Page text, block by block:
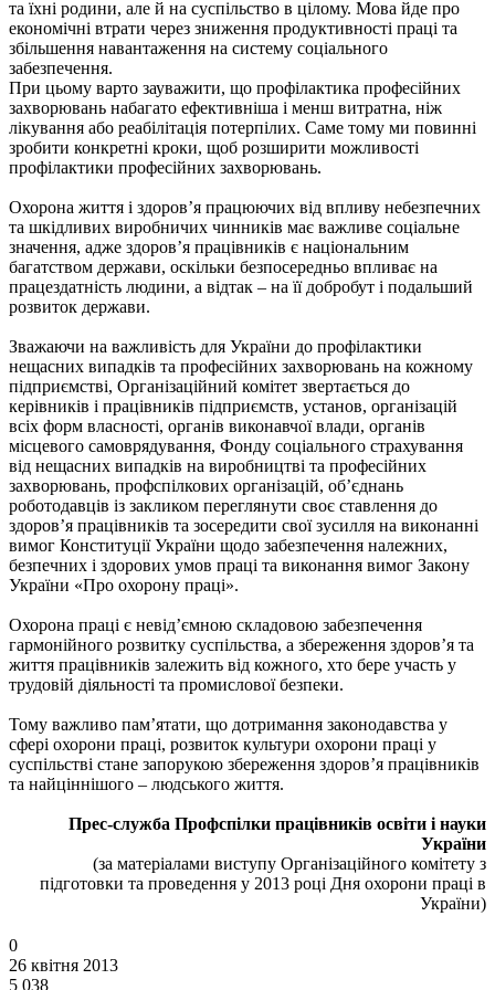
та їхні родини, але й на суспільство в цілому. Мова йде про
економічні втрати через зниження продуктивності праці та
збільшення навантаження на систему соціального
забезпечення.
При цьому варто зауважити, що профілактика професійних
захворювань набагато ефективніша і менш витратна, ніж
лікування або реабілітація потерпілих. Саме тому ми повинні
зробити конкретні кроки, щоб розширити можливості
профілактики професійних захворювань.
Охорона життя і здоров’я працюючих від впливу небезпечних
та шкідливих виробничих чинників має важливе соціальне
значення, адже здоров’я працівників є національним
багатством держави, оскільки безпосередньо впливає на
працездатність людини, а відтак – на її добробут і подальший
розвиток держави.
Зважаючи на важливість для України до профілактики
нещасних випадків та професійних захворювань на кожному
підприємстві, Організаційний комітет звертається до
керівників і працівників підприємств, установ, організацій
всіх форм власності, органів виконавчої влади, органів
місцевого самоврядування, Фонду соціального страхування
від нещасних випадків на виробництві та професійних
захворювань, профспілкових організацій, об’єднань
роботодавців із закликом переглянути своє ставлення до
здоров’я працівників та зосередити свої зусилля на виконанні
вимог Конституції України щодо забезпечення належних,
безпечних і здорових умов праці та виконання вимог Закону
України «Про охорону праці».
Охорона праці є невід’ємною складовою забезпечення
гармонійного розвитку суспільства, а збереження здоров’я та
життя працівників залежить від кожного, хто бере участь у
трудовій діяльності та промислової безпеки.
Тому важливо пам’ятати, що дотримання законодавства у
сфері охорони праці, розвиток культури охорони праці у
суспільстві стане запорукою збереження здоров’я працівників
та найціннішого – людського життя.
Прес-служба Профспілки працівників освіти і науки
України
(за матеріалами виступу Організаційного комітету з
підготовки та проведення у 2013 році Дня охорони праці в
України)
0
26 квітня 2013
5 038